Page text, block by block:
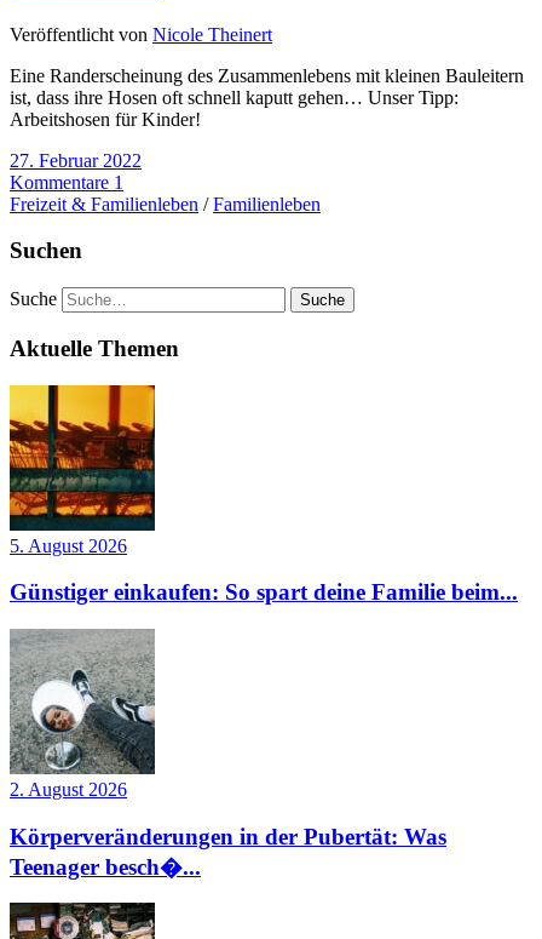
Veröffentlicht von Nicole Theinert
Eine Randerscheinung des Zusammenlebens mit kleinen Bauleitern
ist, dass ihre Hosen oft schnell kaputt gehen… Unser Tipp:
Arbeitshosen für Kinder!
27. Februar 2022
Kommentare 1
Freizeit & Familienleben /Familienleben
Suchen
Suche
Aktuelle Themen
5. August 2026
Günstiger einkaufen: So spart deine Familie beim...
2. August 2026
Körperveränderungen in der Pubertät: Was
Teenager besch�...